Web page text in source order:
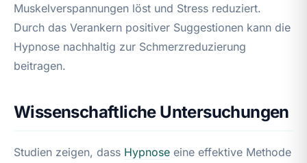
Muskelverspannungen löst und Stress reduziert.
Durch das Verankern positiver Suggestionen kann die
Hypnose nachhaltig zur Schmerzreduzierung
beitragen.
Wissenschaftliche Untersuchungen
Studien zeigen, dass Hypnose eine effektive Methode